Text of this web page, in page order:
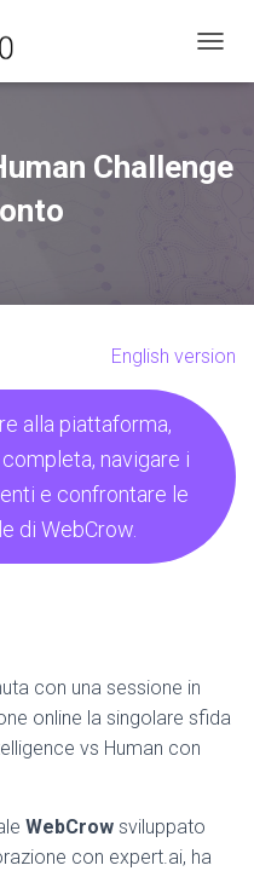
A
A
G
E
Challenge
English version
alla piattaforma,
navigare i
e confrontare le
di WebCrow.
con una sessione in
online la singolare sfida
vs Human con
WebCrow sviluppato
con expert.ai, ha